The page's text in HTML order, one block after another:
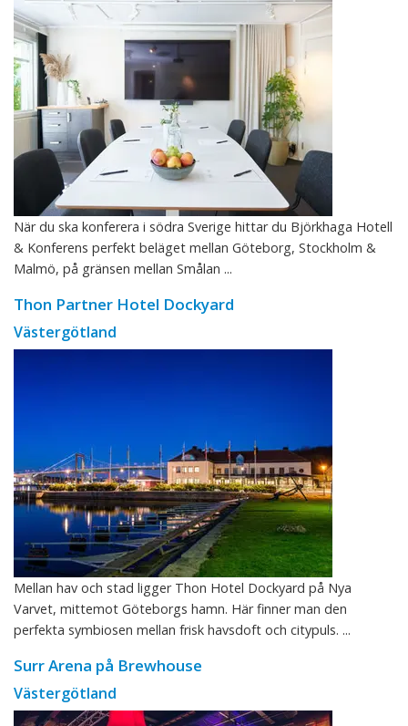
När du ska konferera i södra Sverige hittar du Björkhaga Hotell
& Konferens perfekt beläget mellan Göteborg, Stockholm &
Malmö, på gränsen mellan Smålan ...
Thon Partner Hotel Dockyard
Västergötland
Mellan hav och stad ligger Thon Hotel Dockyard på Nya
Varvet, mittemot Göteborgs hamn. Här finner man den
perfekta symbiosen mellan frisk havsdoft och citypuls. ...
Surr Arena på Brewhouse
Västergötland